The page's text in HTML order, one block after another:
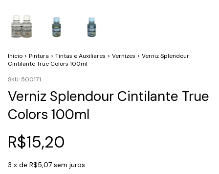
Início > Pintura > Tintas e Auxiliares > Vernizes > Verniz Splendour
Cintilante True Colors 100ml
SKU: 50017.1
Verniz Splendour Cintilante True
Colors 100ml
R$15,20
3 x de R$5,07 sem juros